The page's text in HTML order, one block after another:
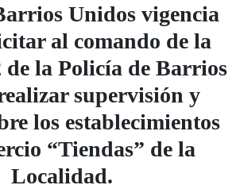
Unidos vigencia
al comando de la
de la Policía de Barrios
supervisión y
los establecimientos
“Tiendas” de la
Localidad.